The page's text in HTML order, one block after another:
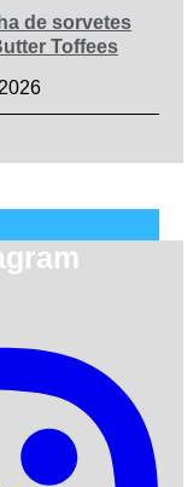
de sorvetes
Toffees